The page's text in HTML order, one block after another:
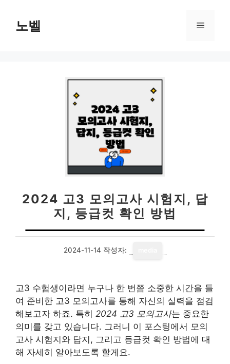
노벨 메
2024 고3 모의고사 시험지, 답
지, 등급컷 확인 방법
2024-11-14 작성자:
고3 수험생이라면 누구나 한 번쯤 소중한 시간을 들
여 준비한 고3 모의고사를 통해 자신의 실력을 점검
해보고자 하죠. 특히 2024 고3 모의고사는 중요한
의미를 갖고 있습니다. 그러니 이 포스팅에서 모의
고사 시험지와 답지, 그리고 등급컷 확인 방법에 대
해 자세히 알아보도록 할게요.